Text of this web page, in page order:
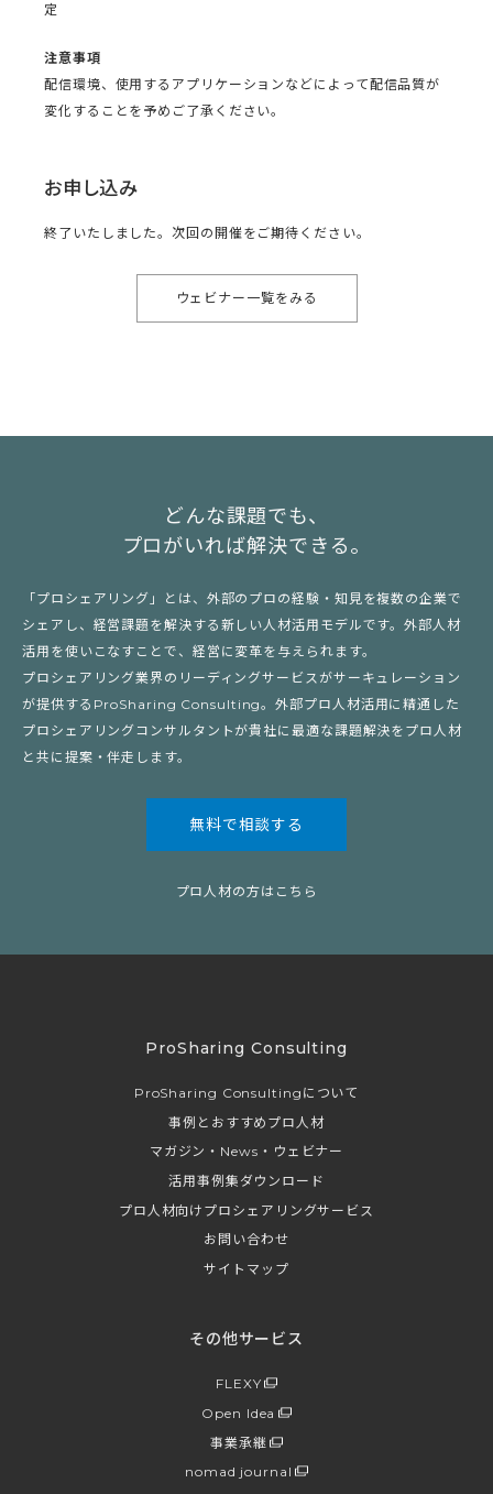
定
注意事項
配信環境、使用するアプリケーションなどによって配信品質が
変化することを予めご了承ください。
お申し込み
終了いたしました。次回の開催をご期待ください。
ウェビナー一覧をみる
どんな課題でも、
プロがいれば解決できる。
「プロシェアリング」とは、外部のプロの経験・知見を複数の企業で
シェアし、経営課題を解決する新しい人材活用モデルです。外部人材
活用を使いこなすことで、経営に変革を与えられます。
プロシェアリング業界のリーディングサービスがサーキュレーション
が提供するProSharing Consulting。外部プロ人材活用に精通した
プロシェアリングコンサルタントが貴社に最適な課題解決をプロ人材
と共に提案・伴走します。
無料で相談する
プロ人材の方はこちら
ProSharing Consulting
ProSharing Consultingについて
事例とおすすめプロ人材
マガジン・News・ウェビナー
活用事例集ダウンロード
プロ人材向けプロシェアリングサービス
お問い合わせ
サイトマップ
その他サービス
FLEXY
Open Idea
事業承継
nomad journal